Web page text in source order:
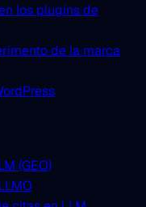
los plugins de
de la marca
(GEO)
me ha mostrado lo
técnicas
Planifica, coordina
da al equipo espacio